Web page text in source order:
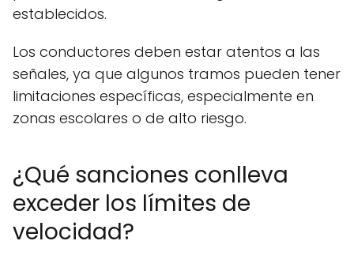
establecidos.
Los conductores deben estar atentos a las
señales, ya que algunos tramos pueden tener
limitaciones específicas, especialmente en
zonas escolares o de alto riesgo.
¿Qué sanciones conlleva
exceder los límites de
velocidad?